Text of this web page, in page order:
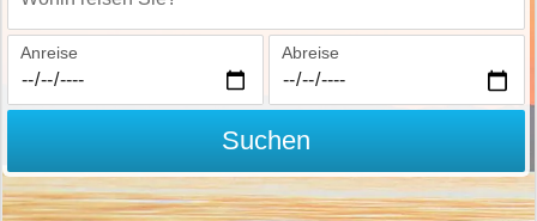
Wohin reisen Sie?
Anreise Abreise
Suchen